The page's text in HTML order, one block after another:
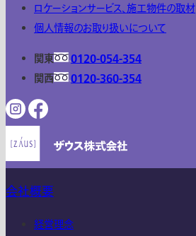
ロケーションサービス、施工物件の取材
個人情報のお取り扱いについて
関東
0120-054-354
関西
0120-360-354
会社概要
経営理念